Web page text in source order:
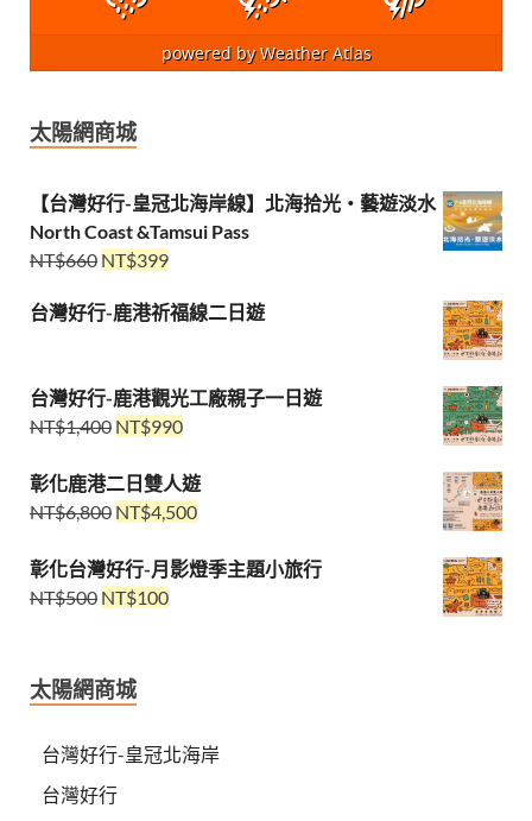
powered byWeather Atlas
太陽網商城
【台灣好行-皇冠北海岸線】北海拾光・藝遊淡水
North Coast &Tamsui Pass
NT$660 NT$399
台灣好行-鹿港祈福線二日遊
台灣好行-鹿港觀光工廠親子一日遊
NT$1,400 NT$990
彰化鹿港二日雙人遊
NT$6,800 NT$4,500
彰化台灣好行-月影燈季主題小旅行
NT$500 NT$100
太陽網商城
台灣好行-皇冠北海岸
台灣好行